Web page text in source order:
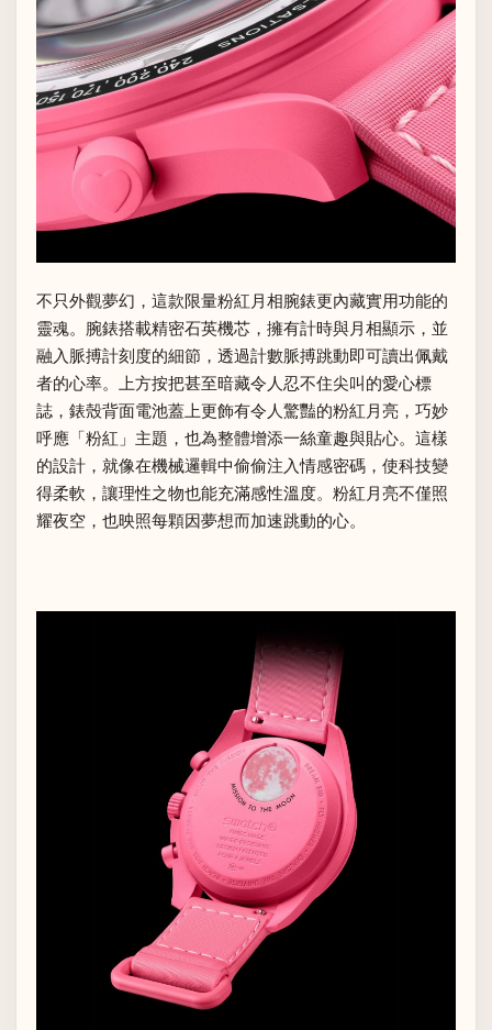
不只外觀夢幻，這款限量粉紅月相腕錶更內藏實用功能的
靈魂。腕錶搭載精密石英機芯，擁有計時與月相顯示，並
融入脈搏計刻度的細節，透過計數脈搏跳動即可讀出佩戴
者的心率。上方按把甚至暗藏令人忍不住尖叫的愛心標
誌，錶殼背面電池蓋上更飾有令人驚豔的粉紅月亮，巧妙
呼應「粉紅」主題，也為整體增添一絲童趣與貼心。這樣
的設計，就像在機械邏輯中偷偷注入情感密碼，使科技變
得柔軟，讓理性之物也能充滿感性溫度。粉紅月亮不僅照
耀夜空，也映照每顆因夢想而加速跳動的心。